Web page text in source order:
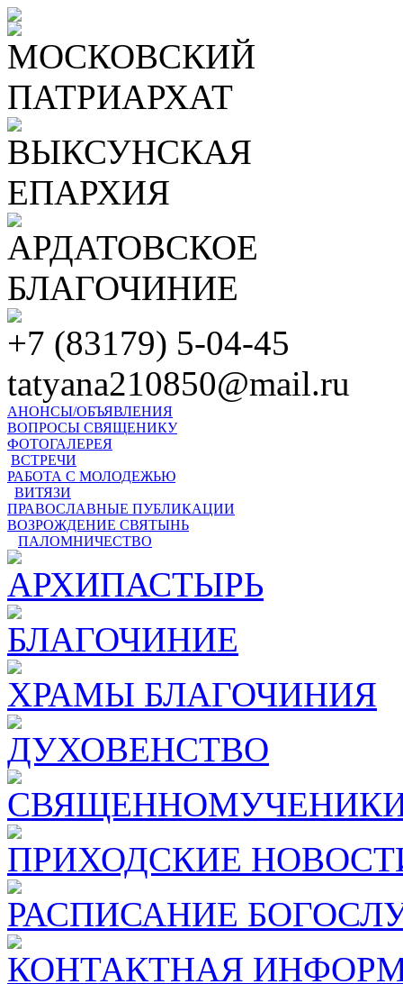
МОСКОВСКИЙ
ПАТРИАРХАТ
ВЫКСУНСКАЯ
ЕПАРХИЯ
АРДАТОВСКОЕ
БЛАГОЧИНИЕ
+7 (83179) 5-04-45
tatyana210850@mail.ru
АНОНСЫ/ОБЪЯВЛЕНИЯ
ВОПРОСЫ СВЯЩЕНИКУ
ФОТОГАЛЕРЕЯ
ВСТРЕЧИ
РАБОТА С МОЛОДЕЖЬЮ
ВИТЯЗИ
ПРАВОСЛАВНЫЕ ПУБЛИКАЦИИ
ВОЗРОЖДЕНИЕ СВЯТЫНЬ
ПАЛОМНИЧЕСТВО
АРХИПАСТЫРЬ
БЛАГОЧИНИЕ
ХРАМЫ БЛАГОЧИНИЯ
ДУХОВЕНСТВО
ПРИХОДСКИЕ
РАСПИСАНИЕ
КОНТАКТНАЯ